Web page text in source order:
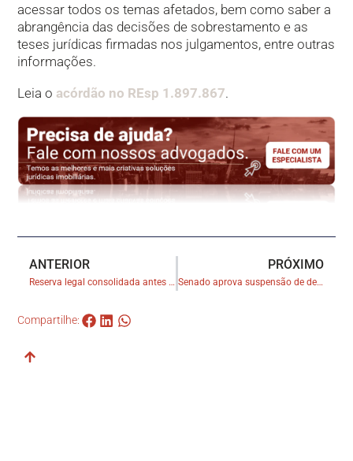
acessar todos os temas afetados, bem como saber a
abrangência das decisões de sobrestamento e as
teses jurídicas firmadas nos julgamentos, entre outras
informações.
Leia o acórdão no REsp 1.897.867. ​
ANTERIOR
Reserva legal consolidada antes do Código Florestal de 2012 deve ter registro no cartório de imóveis
PRÓXIMO
Senado aprova suspensão de despejos de imóvel até o fim de 2021
Compartilhe: